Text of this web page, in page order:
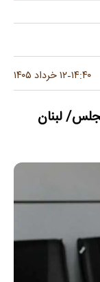
۱۴:۴۰-۱۲ خرداد ۱۴۰۵
لبنان